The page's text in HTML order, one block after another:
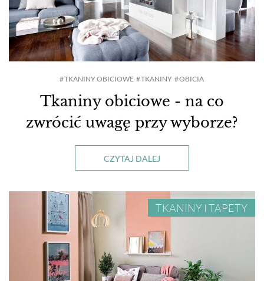
POKÓJ DZIECKA
HOL I PRZEDPOKÓJ
JAK TO URZĄDZIĆ?
ARANŻACJE OKIEN
RTV I AGD
TKANINY I TAPETY
Tkaniny obiciowe - na co
zwrócić uwagę przy wyborze?
CZYTAJ DALEJ
TKANINY OBICIOWE TKANINY OBICIA
TKANINY I TAPETY